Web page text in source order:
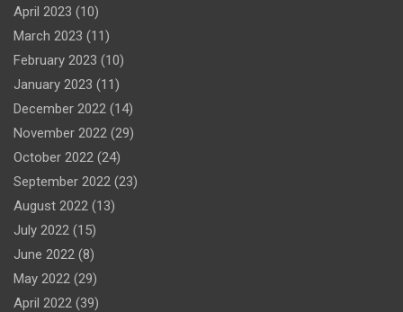
April 2023 (10)
March 2023 (11)
February 2023 (10)
January 2023 (11)
December 2022 (14)
November 2022 (29)
October 2022 (24)
September 2022 (23)
August 2022 (13)
July 2022 (15)
June 2022 (8)
May 2022 (29)
April 2022 (39)